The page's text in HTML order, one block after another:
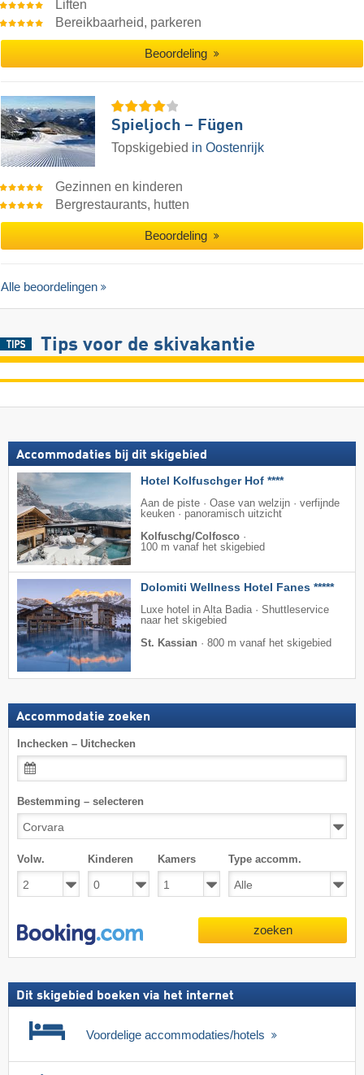
Liften
Bereikbaarheid, parkeren
Beoordeling
Spieljoch – Fügen
Topskigebied in Oostenrijk
Gezinnen en kinderen
Bergrestaurants, hutten
Beoordeling
Alle beoordelingen
Tips voor de skivakantie
Accommodaties bij dit skigebied
Hotel Kolfuschger Hof ****
Aan de piste · Oase van welzijn · verfijnde
keuken · panoramisch uitzicht
Kolfuschg/Colfosco ·
100 m vanaf het skigebied
Dolomiti Wellness Hotel Fanes *****
Luxe hotel in Alta Badia · Shuttleservice
naar het skigebied
St. Kassian · 800 m vanaf het skigebied
Accommodatie zoeken
Inchecken – Uitchecken
Bestemming – selecteren
Volw. Kinderen Kamers Type accomm.
zoeken
Dit skigebied boeken via het internet
Voordelige accommodaties/hotels